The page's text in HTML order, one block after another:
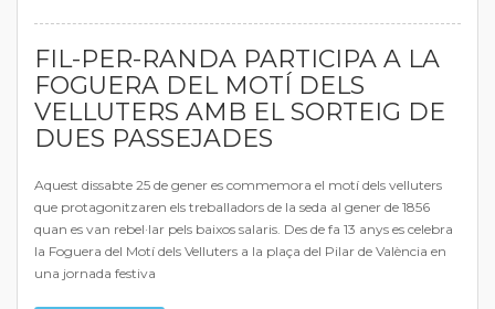
FIL-PER-RANDA PARTICIPA A LA
FOGUERA DEL MOTÍ DELS
VELLUTERS AMB EL SORTEIG DE
DUES PASSEJADES
Aquest dissabte 25 de gener es commemora el motí dels velluters
que protagonitzaren els treballadors de la seda al gener de 1856
quan es van rebel·lar pels baixos salaris. Des de fa 13 anys es celebra
la Foguera del Motí dels Velluters a la plaça del Pilar de València en
una jornada festiva